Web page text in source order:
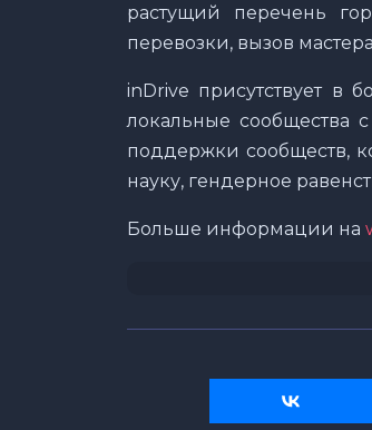
растущий перечень
перевозки, вызов
inDrive присутствует в
локальные
поддержки сообществ,
науку, гендерное
Больше информации на